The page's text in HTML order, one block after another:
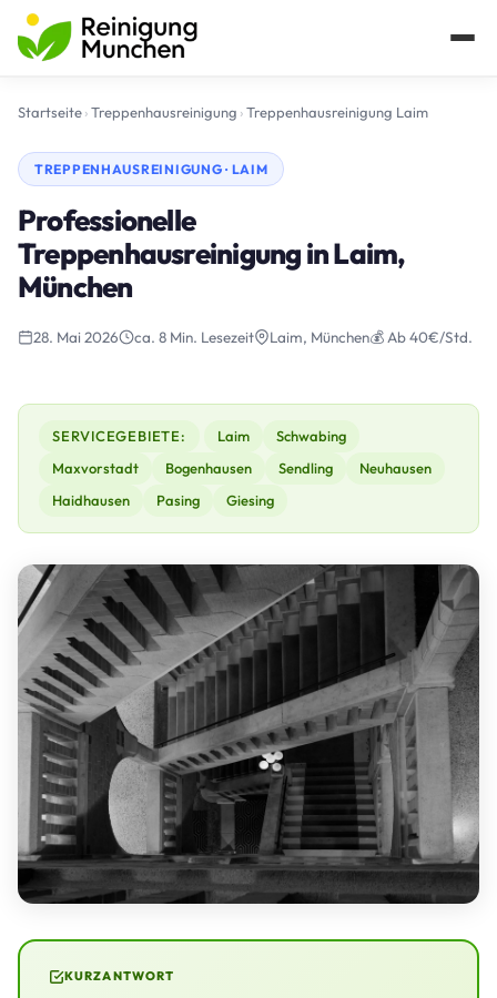
Startseite›Treppenhausreinigung ›Treppenhausreinigung Laim
TREPPENHAUSREINIGUNG · LAIM
Professionelle
Treppenhausreinigung in Laim,
München
28. Mai 2026 ca. 8 Min. Lesezeit Laim, München💰 Ab 40€/Std.
SERVICEGEBIETE: Laim
Schwabing
Maxvorstadt
Bogenhausen Sendling
Neuhausen
Haidhausen
Pasing Giesing
KURZANTWORT